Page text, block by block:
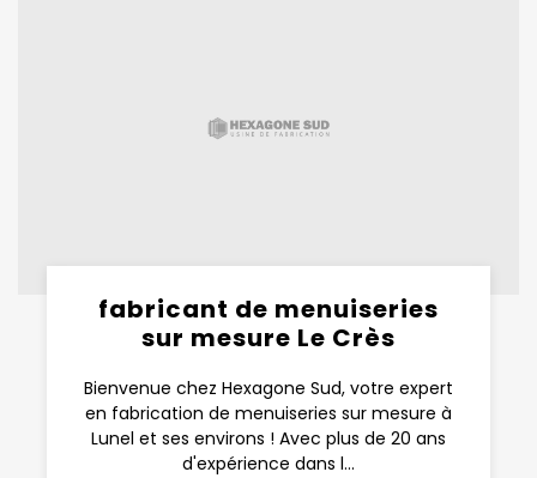
fabricant de menuiseries
sur mesure Le Crès
Bienvenue chez Hexagone Sud, votre expert
en fabrication de menuiseries sur mesure à
Lunel et ses environs ! Avec plus de 20 ans
d'expérience dans l...